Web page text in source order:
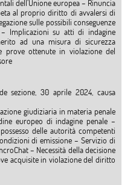
dell’Unione europea – Rinuncia
al proprio diritto di avvalersi di
sulle possibili conseguenze
Implicazioni su atti di indagine
ad una misura di sicurezza
prove ottenute in violazione del
sezione, 30 aprile 2024, causa
giudiziaria in materia penale
europeo di indagine penale –
delle autorità competenti
di emissione – Servizio di
– Necessità della decisione
acquisite in violazione del diritto